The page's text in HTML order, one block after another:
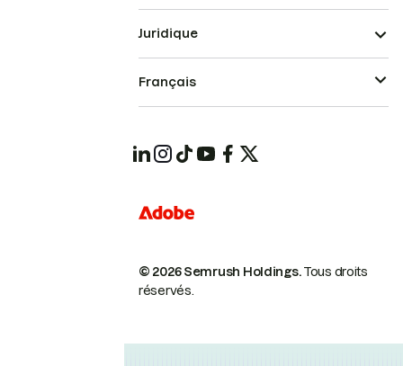
© 2026 Semrush Holdings.Tous droits
réservés.
Juridique
Français